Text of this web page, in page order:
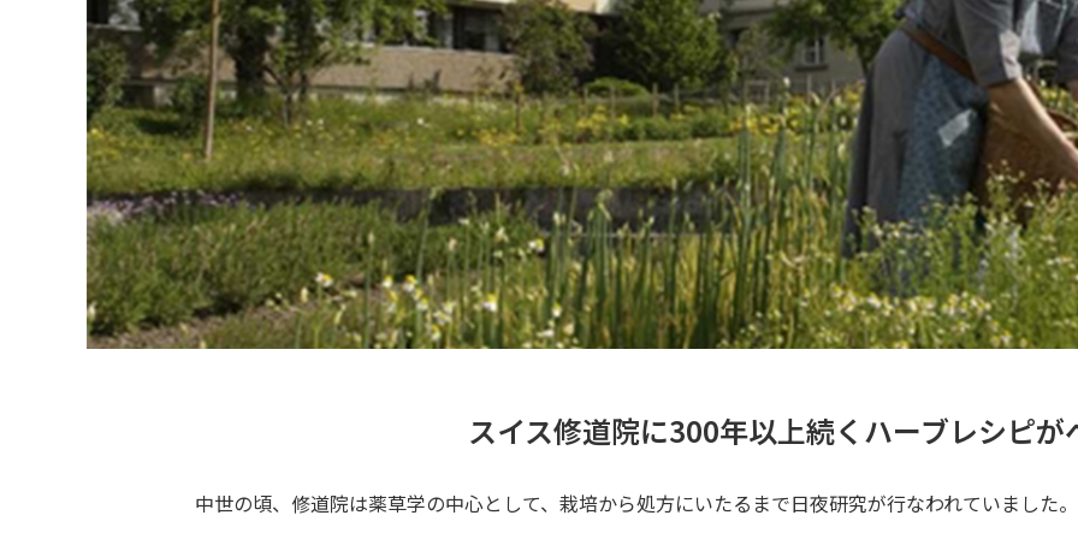
スイス修道院に300年以上続くハーブレシピが
中世の頃、修道院は薬草学の中心として、栽培から処方にいたるまで日夜研究が行なわれていました。